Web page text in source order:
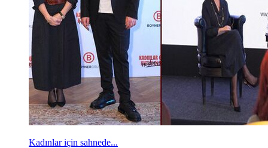
Kadınlar için sahnede...